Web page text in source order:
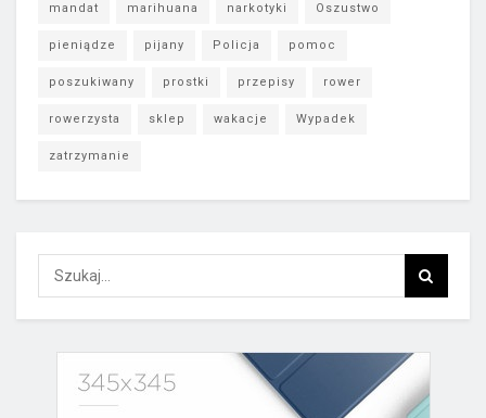
mandat marihuana narkotyki Oszustwo
pieniądze pijany Policja pomoc
poszukiwany prostki przepisy rower
rowerzysta sklep wakacje Wypadek
zatrzymanie